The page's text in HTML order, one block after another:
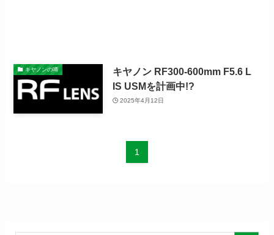
キヤノンの噂
キヤノン RF300-600mm F5.6 L
IS USMを計画中!?
2025年4月12日
1